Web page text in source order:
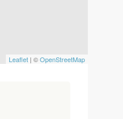
Leaflet | ©OpenStreetMap